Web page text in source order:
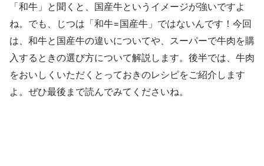
「和牛」と聞くと、国産牛というイメージが強いですよ
ね。でも、じつは「和牛=国産牛」ではないんです！今回
は、和牛と国産牛の違いについてや、スーパーで牛肉を購
入するときの選び方について解説します。後半では、牛肉
をおいしくいただくとっておきのレシピをご紹介します
よ。ぜひ最後まで読んでみてくださいね。